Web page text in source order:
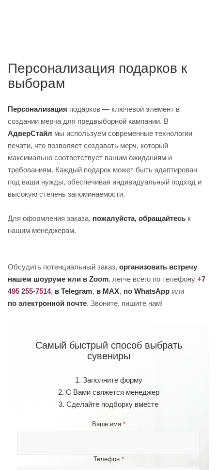
Персонализация подарков к
выборам
Персонализация подарков — ключевой элемент в
создании мерча для предвыборной кампании. В
АдверСтайл мы используем современные технологии
печати, что позволяет создавать мерч, который
максимально соответствует вашим ожиданиям и
требованиям. Каждый подарок может быть адаптирован
под ваши нужды, обеспечивая индивидуальный подход и
высокую степень запоминаемости.
Для оформления заказа, пожалуйста, обращайтесь к
нашим менеджерам.
Обсудить потенциальный заказ, организовать встречу
нашем шоуруме или в Zoom, легче всего по телефону +7
495 255-7514, в Telegram, в MAX, по WhatsApp или
по электронной почте. Звоните, пишите нам!
Самый быстрый способ выбрать
сувениры
1. Заполните форму
2. С Вами свяжется менеджер
3. Сделайте подборку вместе
Ваше имя *
Телефон *